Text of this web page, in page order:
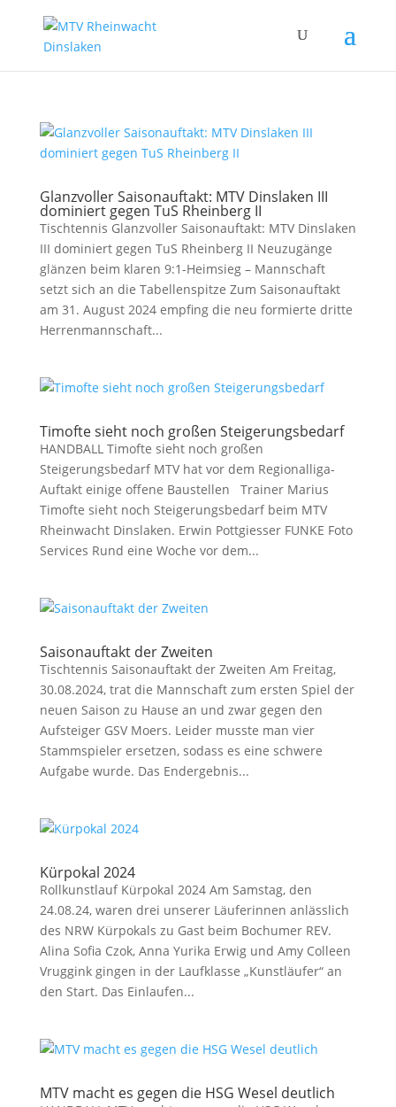
Glanzvoller Saisonauftakt: MTV Dinslaken III
dominiert gegen TuS Rheinberg II
Tischtennis Glanzvoller Saisonauftakt: MTV Dinslaken
III dominiert gegen TuS Rheinberg II Neuzugänge
glänzen beim klaren 9:1-Heimsieg – Mannschaft
setzt sich an die Tabellenspitze Zum Saisonauftakt
am 31. August 2024 empfing die neu formierte dritte
Herrenmannschaft...
Timofte sieht noch großen Steigerungsbedarf
HANDBALL Timofte sieht noch großen
Steigerungsbedarf MTV hat vor dem Regionalliga-
Auftakt einige offene Baustellen Trainer Marius
Timofte sieht noch Steigerungsbedarf beim MTV
Rheinwacht Dinslaken. Erwin Pottgiesser FUNKE Foto
Services Rund eine Woche vor dem...
Saisonauftakt der Zweiten
Tischtennis Saisonauftakt der Zweiten Am Freitag,
30.08.2024, trat die Mannschaft zum ersten Spiel der
neuen Saison zu Hause an und zwar gegen den
Aufsteiger GSV Moers. Leider musste man vier
Stammspieler ersetzen, sodass es eine schwere
Aufgabe wurde. Das Endergebnis...
Kürpokal 2024
Rollkunstlauf Kürpokal 2024 Am Samstag, den
24.08.24, waren drei unserer Läuferinnen anlässlich
des NRW Kürpokals zu Gast beim Bochumer REV.
Alina Sofia Czok, Anna Yurika Erwig und Amy Colleen
Vruggink gingen in der Laufklasse „Kunstläufer“ an
den Start. Das Einlaufen...
MTV macht es gegen die HSG Wesel deutlich